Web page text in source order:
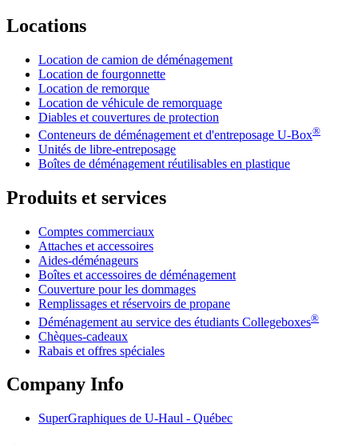
Locations
Location de camion de déménagement
Location de fourgonnette
Location de remorque
Location de véhicule de remorquage
Diables et couvertures de protection
Conteneurs de déménagement et d'entreposage U-Box®
Unités de libre-entreposage
Boîtes de déménagement réutilisables en plastique
Produits et services
Comptes commerciaux
Attaches et accessoires
Aides-déménageurs
Boîtes et accessoires de déménagement
Couverture pour les dommages
Remplissages et réservoirs de propane
Déménagement au service des étudiants Collegeboxes®
Chèques-cadeaux
Rabais et offres spéciales
Company Info
SuperGraphiques de U-Haul - Québec